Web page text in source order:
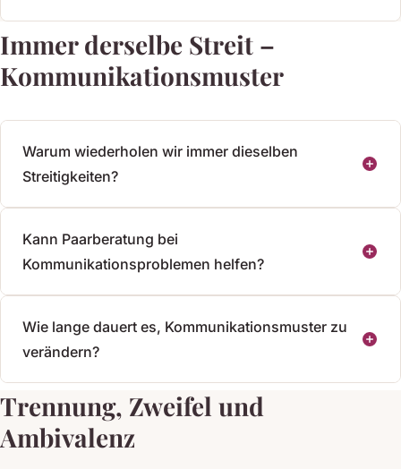
Immer derselbe Streit –
Kommunikationsmuster
Warum wiederholen wir immer dieselben
Streitigkeiten?
Kann Paarberatung bei
Kommunikationsproblemen helfen?
Wie lange dauert es, Kommunikationsmuster zu
verändern?
Trennung, Zweifel und
Ambivalenz